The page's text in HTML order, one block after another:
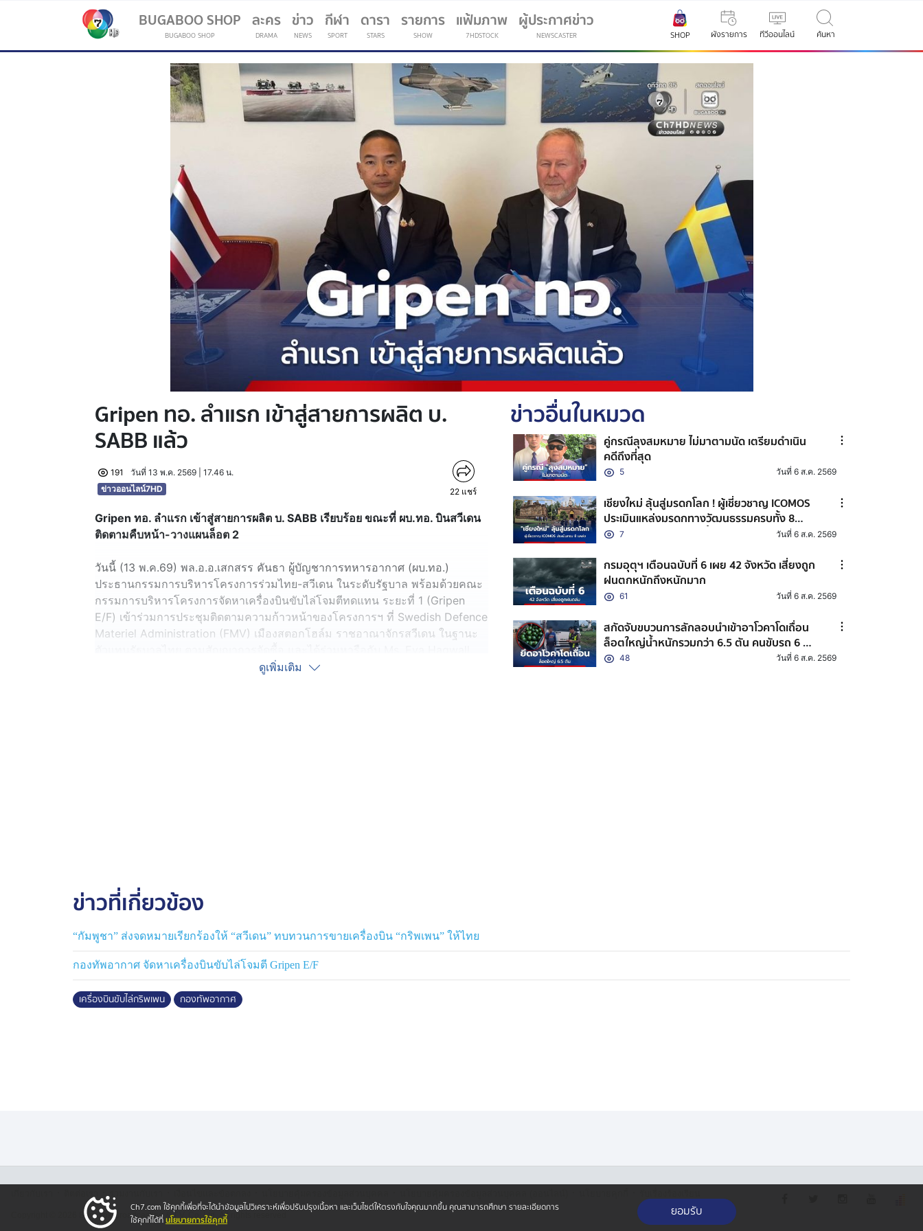
BUGABOO SHOP
BUGABOO SHOP
ละคร
DRAMA
ข่าว
NEWS
กีฬา
SPORT
(current)
ดารา
STARS
รายการ
SHOW
แฟ้มภาพ
7HDSTOCK
ผู้ประกาศข่าว
NEWSCASTER SHOP ผังรายการ ทีวีออนไลน์ ค้นหา
Gripen ทอ. ลำแรก เข้าสู่สายการผลิต บ.
SABB แล้ว
191
วันที่ 13 พ.ค. 2569 | 17.46 น.
ข่าวออนไลน์7HD
22 แชร์
Gripen ทอ. ลำแรก เข้าสู่สายการผลิต บ. SABB เรียบร้อย ขณะที่ ผบ.ทอ. บินสวีเดน
ติดตามคืบหน้า-วางแผนล็อต 2
วันนี้ (13 พ.ค.69) พล.อ.อ.เสกสรร คันธา ผู้บัญชาการทหารอากาศ (ผบ.ทอ.)
ประธานกรรมการบริหารโครงการร่วมไทย-สวีเดน ในระดับรัฐบาล พร้อมด้วยคณะ
กรรมการบริหารโครงการจัดหาเครื่องบินขับไล่โจมตีทดแทน ระยะที่ 1 (Gripen
E/F) เข้าร่วมการประชุมติดตามความก้าวหน้าของโครงการฯ ที่ Swedish Defence
Materiel Administration (FMV) เมืองสตอกโฮล์ม ราชอาณาจักรสวีเดน ในฐานะ
FMV Deputy Director General เพื่อความร่วมมืออย่างต่อเนื่องในอนาคต
ดูเพิ่มเติม
ข่าวอื่นในหมวด
คู่กรณีลุงสมหมาย ไม่มาตามนัด เตรียมดำเนิน
คดีถึงที่สุด
5 วันที่ 6 ส.ค. 2569
เชียงใหม่ ลุ้นสู่มรดกโลก ! ผู้เชี่ยวชาญ ICOMOS
ประเมินแหล่งมรดกทางวัฒนธรรมครบทั้ง 8
7 วันที่ 6 ส.ค. 2569
กรมอุตุฯ เตือนฉบับที่ 6 เผย 42 จังหวัด เสี่ยงถูก
ฝนตกหนักถึงหนักมาก
61 วันที่ 6 ส.ค. 2569
สกัดจับขบวนการลักลอบนำเข้าอาโวคาโดเถื่อน
ล็อตใหญ่น้ำหนักรวมกว่า 6.5 ตัน คนขับรถ 6 ล้อ
รับสารภาพได้ค่าจ้าง 5,000 บาท มุ่งหน้าส่ง
48 วันที่ 6 ส.ค. 2569
ข่าวที่เกี่ยวข้อง
“กัมพูชา” ส่งจดหมายเรียกร้องให้ “สวีเดน” ทบทวนการขายเครื่องบิน “กริพเพน” ให้ไทย
กองทัพอากาศ จัดหาเครื่องบินขับไล่โจมตี Gripen E/F
เครื่องบินขับไล่กริพเพน กองทัพอากาศ
Copyright © 2026 Bangkok Broadcasting & T.V. Co.,Ltd. All rights reserved
Ch7.com ใช้คุกกี้เพื่อที่จะได้นำข้อมูลไปวิเคราะห์เพื่อปรับปรุงเนื้อหา และเว็บไซต์ให้ตรงกับใจคุณมากขึ้น คุณสามารถศึกษา รายละเอียดการ
ใช้คุกกี้ได้ที่นโยบายการใช้คุกกี้
ยอมรับ